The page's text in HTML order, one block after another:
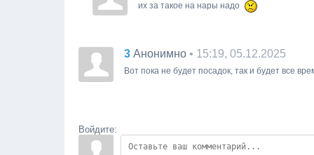
их за такое на нары надо
3 Анонимно • 15:19, 05.12.2025
Вот пока не будет посадок, так и будет все
Войдите: